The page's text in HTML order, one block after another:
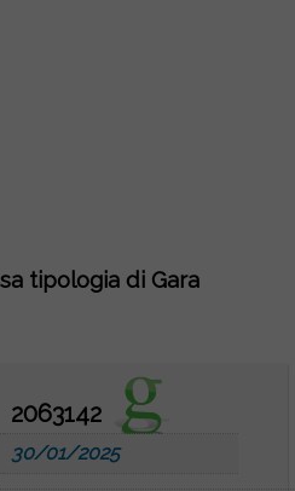
tipologia di Gara
2063142
30/01/2025